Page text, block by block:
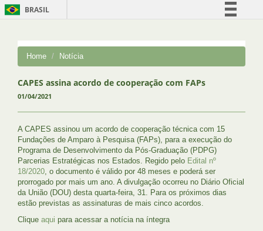
BRASIL
Comunica BR
Acesso à informação
Home Notícia
CAPES assina acordo de cooperação com FAPs
01/04/2021
A CAPES assinou um acordo de cooperação técnica com 15
Fundações de Amparo à Pesquisa (FAPs), para a execução do
Programa de Desenvolvimento da Pós-Graduação (PDPG)
Parcerias Estratégicas nos Estados. Regido pelo Edital nº
18/2020, o documento é válido por 48 meses e poderá ser
prorrogado por mais um ano. A divulgação ocorreu no Diário Oficial
da União (DOU) desta quarta-feira, 31. Para os próximos dias
estão previstas as assinaturas de mais cinco acordos.
Clique aqui para acessar a notícia na íntegra